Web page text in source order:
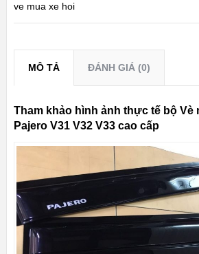
ve mua xe hoi
MÔ TẢ ĐÁNH GIÁ (0)
Tham khảo hình ảnh thực tế bộ Vè
Pajero V31 V32 V33 cao cấp